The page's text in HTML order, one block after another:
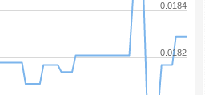
0.0182
0.0184